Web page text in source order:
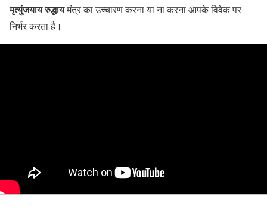
मृत्युंजयाय रुद्धायमंत्र का उच्चारण करना या ना करना आपके विवेक पर
निर्भर करता है।